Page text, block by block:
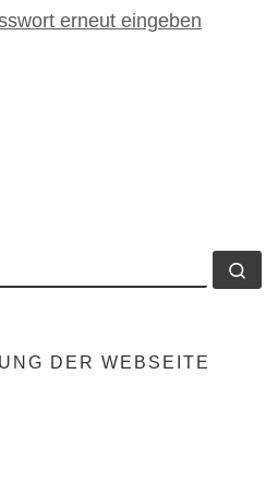
erneut eingeben
DER WEBSEITE